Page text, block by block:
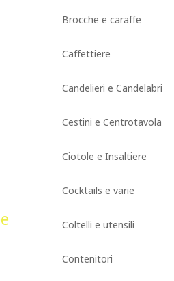
Brocche e caraffe
Caffettiere
Candelieri e Candelabri
Cestini e Centrotavola
Ciotole e Insaltiere
Cocktails e varie
Coltelli e utensili
Contenitori